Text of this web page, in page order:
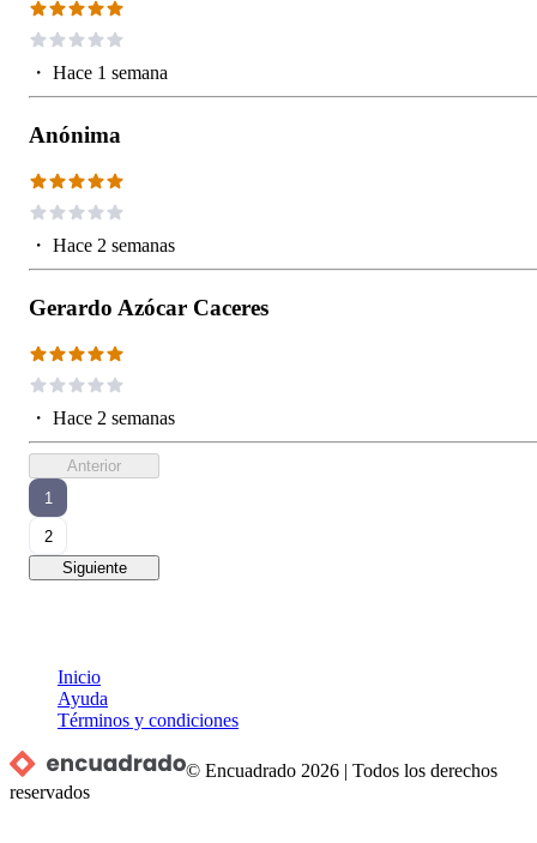
・ Hace 1 semana
Anónima
・ Hace 2 semanas
Gerardo Azócar Caceres
・ Hace 2 semanas
Anterior
1
2
Siguiente
Inicio
Ayuda
Términos y condiciones
© Encuadrado 2026 |Todos los derechos
reservados